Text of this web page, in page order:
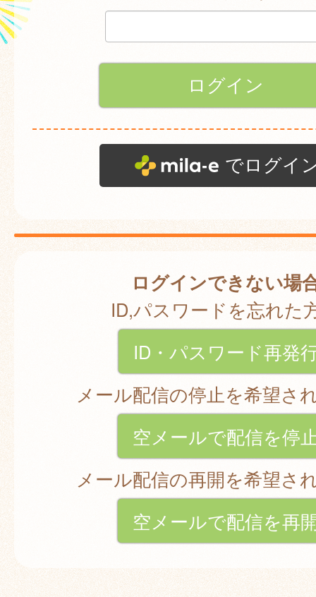
でログイ
ログインできない場
ID,パスワードを忘れた
ID・パスワード再発
メール配信の停止を希望さ
空メールで配信を停
メール配信の再開を希望さ
空メールで配信を再